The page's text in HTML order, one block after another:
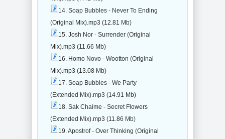
14. Soap Bubbles - Never To Ending
(Original Mix).mp3 (12.81 Mb)
15. Josh Nor - Surrender (Original
Mix).mp3 (11.66 Mb)
16. Homo Novo - Wootton (Original
Mix).mp3 (13.08 Mb)
17. Soap Bubbles - We Party
(Extended Mix).mp3 (14.91 Mb)
18. Sak Chaime - Secret Flowers
(Extended Mix).mp3 (11.86 Mb)
19. Apostrof - Over Thinking (Original